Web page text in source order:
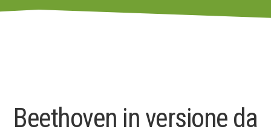
Beethoven in versione da